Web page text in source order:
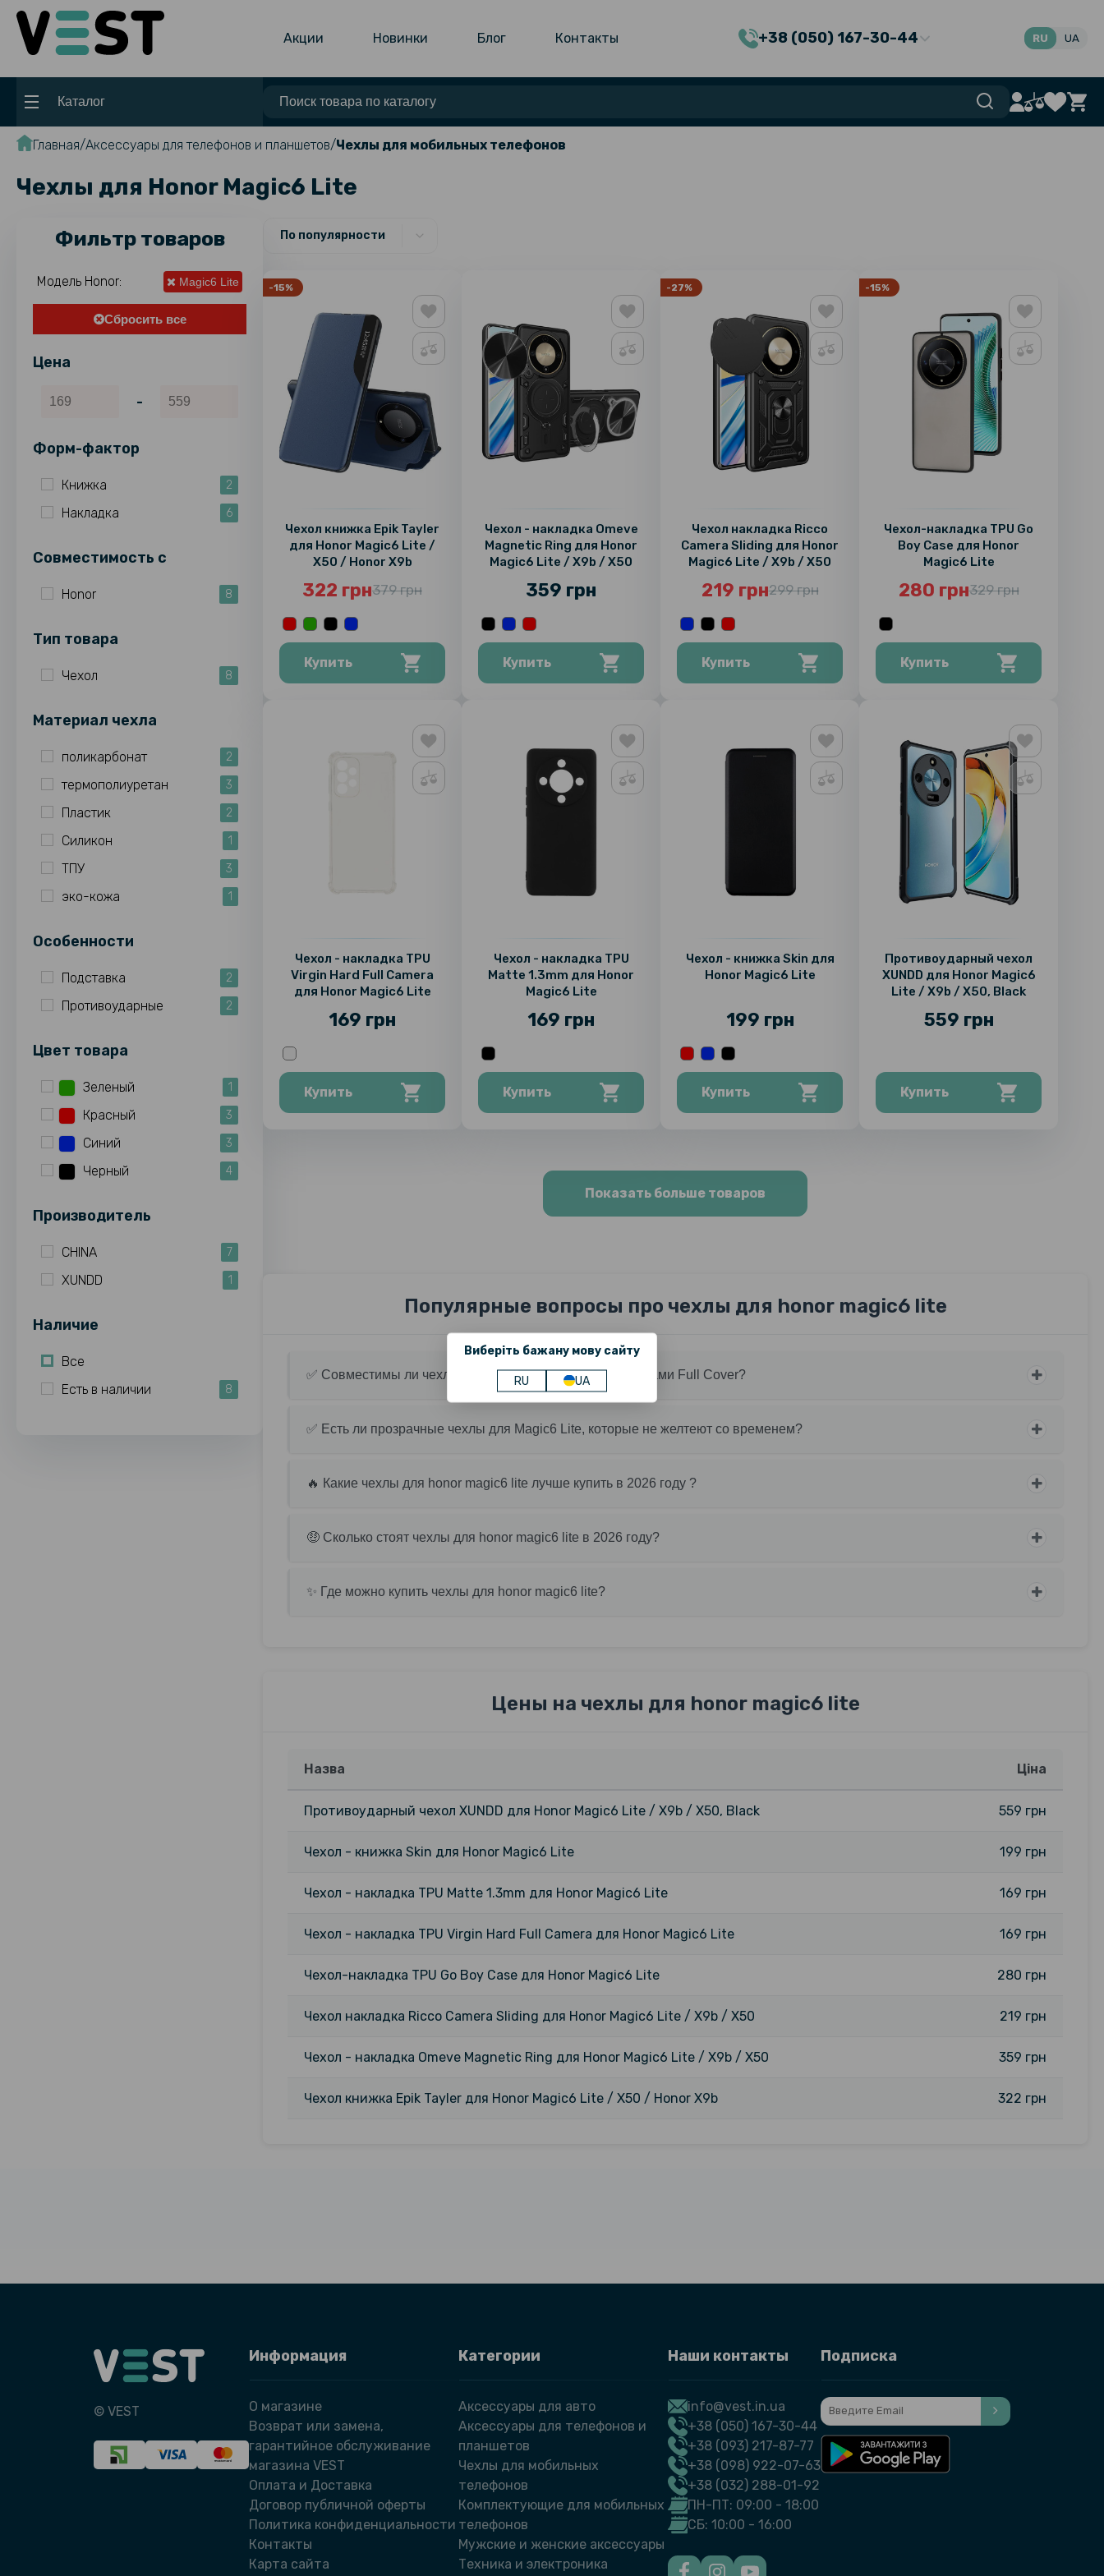
Акции Новинки Блог Контакты +38 (050) 167-30-44
Виберіть бажану мову сайту
RU UA
RU UA
Каталог
Главная Аксессуары для телефонов и планшетов Чехлы для мобильных телефонов
Чехлы для Honor Magic6 Lite
Фильтр товаров
Модель Honor: Magic6 Lite
Сбросить все
Цена
-
Форм-фактор
Книжка 2
Накладка 6
Совместимость c
Honor 8
Тип товара
Чехол 8
Материал чехла
поликарбонат 2
термополиуретан 3
Пластик 2
Силикон 1
ТПУ 3
эко-кожа 1
Особенности
Подставка 2
Противоударные 2
Цвет товара
Зеленый 1
Красный 3
Синий 3
Черный 4
Производитель
CHINA 7
XUNDD 1
Наличие
Все
Есть в наличии
8
По популярности
-15%
Чехол книжка Epik Tayler
для Honor Magic6 Lite /
X50 / Honor X9b
322 грн379 грн
Купить
Чехол - накладка Omeve
Magnetic Ring для Honor
Magic6 Lite / X9b / X50
359 грн
Купить
-27%
Чехол накладка Ricco
Camera Sliding для Honor
Magic6 Lite / X9b / X50
219 грн299 грн
Купить
-15%
Чехол-накладка TPU Go
Boy Case для Honor
Magic6 Lite
280 грн329 грн
Купить
Чехол - накладка TPU
Virgin Hard Full Camera
для Honor Magic6 Lite
169 грн
Купить
Чехол - накладка TPU
Matte 1.3mm для Honor
Magic6 Lite
169 грн
Купить
Чехол - книжка Skin для
Honor Magic6 Lite
199 грн
Купить
Противоударный чехол
XUNDD для Honor Magic6
Lite / X9b / X50, Black
559 грн
Купить
Показать больше товаров
Популярные вопросы про чехлы для honor magic6 lite
✅ Совместимы ли чехлы Magic6 Lite с защитными стёклами Full Cover?
✅ Есть ли прозрачные чехлы для Magic6 Lite, которые не желтеют со временем?
🔥 Какие чехлы для honor magic6 lite лучше купить в 2026 году ?
🤑 Сколько стоят чехлы для honor magic6 lite в 2026 году?
✨ Где можно купить чехлы для honor magic6 lite?
Цены на чехлы для honor magic6 lite
Назва Ціна
Противоударный чехол XUNDD для Honor Magic6 Lite / X9b / X50, Black 559 грн
Чехол - книжка Skin для Honor Magic6 Lite 199 грн
Чехол - накладка TPU Matte 1.3mm для Honor Magic6 Lite 169 грн
Чехол - накладка TPU Virgin Hard Full Camera для Honor Magic6 Lite 169 грн
Чехол-накладка TPU Go Boy Case для Honor Magic6 Lite 280 грн
Чехол накладка Ricco Camera Sliding для Honor Magic6 Lite / X9b / X50 219 грн
Чехол - накладка Omeve Magnetic Ring для Honor Magic6 Lite / X9b / X50 359 грн
Чехол книжка Epik Tayler для Honor Magic6 Lite / X50 / Honor X9b 322 грн
© VEST
Информация
О магазине
Возврат или замена,
гарантийное обслуживание
магазина VEST
Оплата и Доставка
Договор публичной оферты
Политика конфиденциальности
Контакты
Карта сайта
Категории
Аксессуары для авто
Аксессуары для телефонов и
планшетов
Чехлы для мобильных
телефонов
Комплектующие для мобильных
телефонов
Мужские и женские аксессуары
Техника и электроника
Наши контакты
info@vest.in.ua
+38 (050) 167-30-44
+38 (093) 217-87-77
+38 (098) 922-07-63
+38 (032) 288-01-92
ПН-ПТ: 09:00 - 18:00
СБ: 10:00 - 16:00
Подписка